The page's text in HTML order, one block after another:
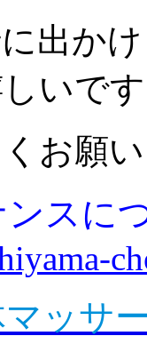
出か
いで
お願
スに
マッサ